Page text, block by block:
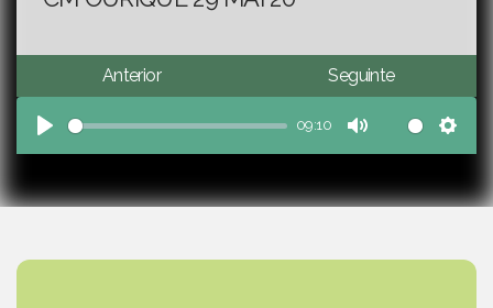
Anterior Seguinte
Play
09:10
Mute